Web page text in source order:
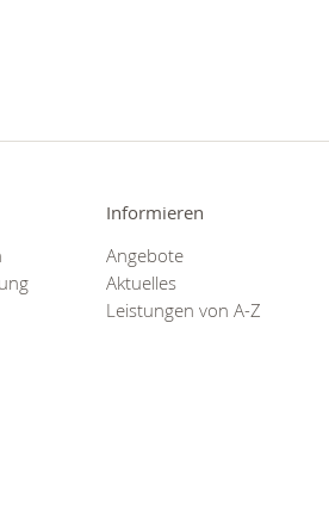
Informieren
Angebote
Aktuelles
Leistungen von A-Z